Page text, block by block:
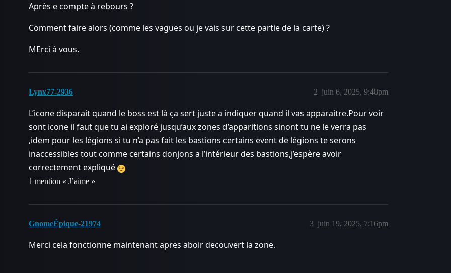
Après e compte à rebours ?
Comment faire alors (comme les vagues ou je vais sur cette partie de la carte) ?
MErci à vous.
Lynx77-2936 juin 6, 2025, 9:48pm
2
L’icone disparait quand le boss est là ça sert juste a indiquer quand il vas apparaitre.Pour voir
sont icone il faut que tu ai exploré jusqu’aux zones d’apparitions sinont tu ne le verra pas
,idem pour les légions si tu n’a pas fait les bastions certains event de légions te serons
inaccessibles tout comme certains donjons a l’intérieur des bastions,j’espère avoir
correctement expliqué
1 mention « J’aime »
GnomeÉpique-21974 juin 19, 2025, 7:16pm
3
Merci cela fonctionne maintenant apres aboir decouvert la zone.